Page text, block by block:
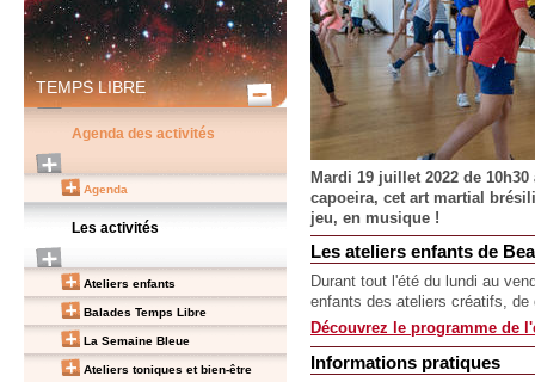
TEMPS LIBRE
Agenda des activités
Agenda
Les activités
Ateliers enfants
Balades Temps Libre
La Semaine Bleue
Ateliers toniques et bien-être
Mardi 19 juillet 2022 de
capoeira, cet art martial
jeu, en musique !
Les ateliers enfants de
Durant tout l'été du lundi au
enfants des ateliers créatifs,
Découvrez le programme de
Informations pratiques